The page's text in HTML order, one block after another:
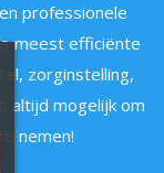
professionele
meest efficiënte
zorginstelling,
altijd mogelijk om
nemen!